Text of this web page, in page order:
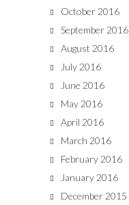
October 2016
September 2016
August 2016
July 2016
June 2016
May 2016
April 2016
March 2016
February 2016
January 2016
December 2015